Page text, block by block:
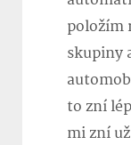
položím
skupiny
to zní
mi zní